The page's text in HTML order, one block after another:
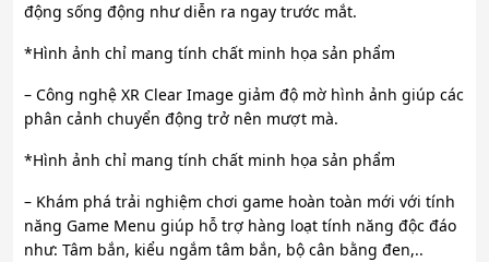
động sống động như diễn ra ngay trước mắt.
*Hình ảnh chỉ mang tính chất minh họa sản phẩm
– Công nghệ XR Clear Image giảm độ mờ hình ảnh giúp các
phân cảnh chuyển động trở nên mượt mà.
*Hình ảnh chỉ mang tính chất minh họa sản phẩm
– Khám phá trải nghiệm chơi game hoàn toàn mới với tính
năng Game Menu giúp hỗ trợ hàng loạt tính năng độc đáo
như: Tâm bắn, kiểu ngắm tâm bắn, bộ cân bằng đen,..